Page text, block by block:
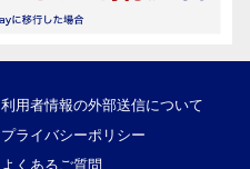
利用者情報の外部送信について
プライバシーポリシー
よくあるご質問